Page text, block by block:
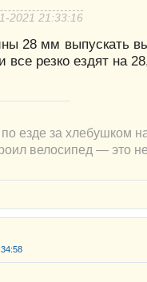
2021 21:33:16
28 мм выпускать
все резко ездят на
езде за хлебушком
велосипед — это